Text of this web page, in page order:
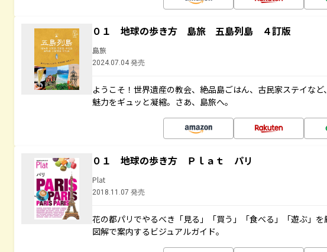
０１ 地球の歩き方 島旅 五島列島 ４訂版
島旅
2024.07.04 発売
ようこそ！世界遺産の教会、絶品島ごはん、古民家ステイな
魅力をギュッと凝縮。さあ、島旅へ。
０１ 地球の歩き方 Ｐｌａｔ パリ
Plat
2018.11.07 発売
花の都パリでやるべき「見る」「買う」「食べる」「遊ぶ」
図解で案内するビジュアルガイド。